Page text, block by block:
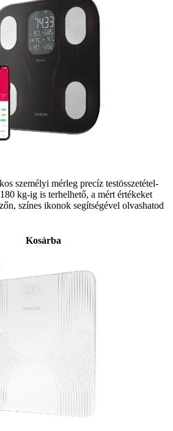
személyi mérleg precíz testösszetétel-
kg-ig is terhelhető, a mért értékeket
színes ikonok segítségével olvashatod
Kosárba